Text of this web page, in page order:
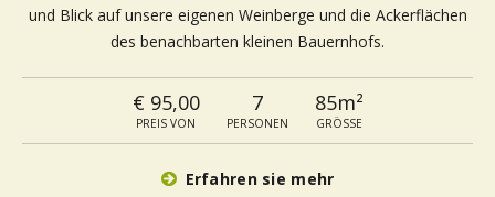
und Blick auf unsere eigenen Weinberge und die Ackerflächen
des benachbarten kleinen Bauernhofs.
€ 95,00
PREIS VON
7
PERSONEN
85m²
GRÖSSE
Erfahren sie mehr